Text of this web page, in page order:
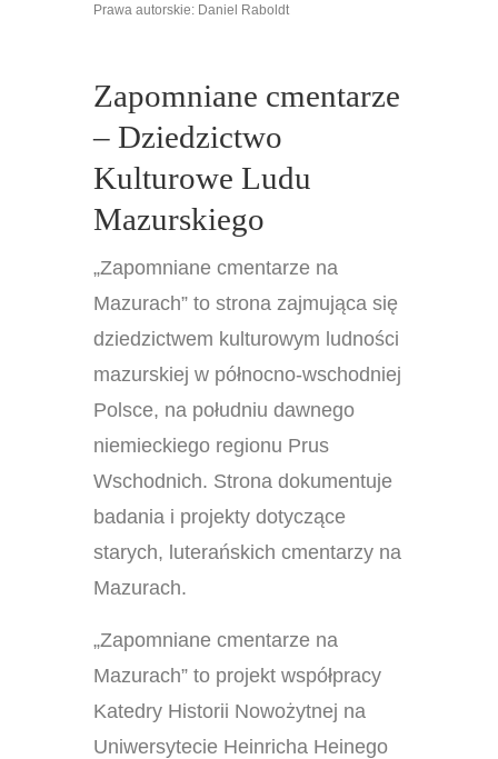
Prawa autorskie: Daniel Raboldt
Zapomniane cmentarze
– Dziedzictwo
Kulturowe Ludu
Mazurskiego
„Zapomniane cmentarze na
Mazurach” to strona zajmująca się
dziedzictwem kulturowym ludności
mazurskiej w północno-wschodniej
Polsce, na południu dawnego
niemieckiego regionu Prus
Wschodnich. Strona dokumentuje
badania i projekty dotyczące
starych, luterańskich cmentarzy na
Mazurach.
„Zapomniane cmentarze na
Mazurach” to projekt współpracy
Katedry Historii Nowożytnej na
Uniwersytecie Heinricha Heinego